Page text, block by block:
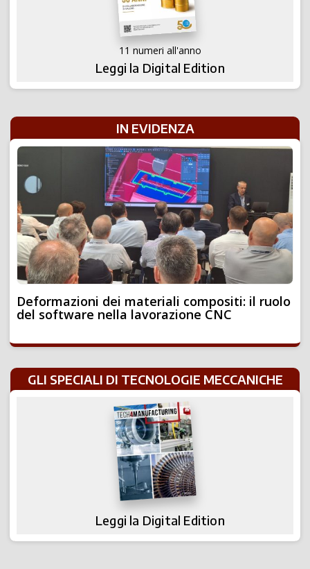
11 numeri all'anno
Leggi la Digital Edition
IN EVIDENZA
Deformazioni dei materiali compositi: il ruolo
del software nella lavorazione CNC
GLI SPECIALI DI TECNOLOGIE MECCANICHE
Leggi la Digital Edition